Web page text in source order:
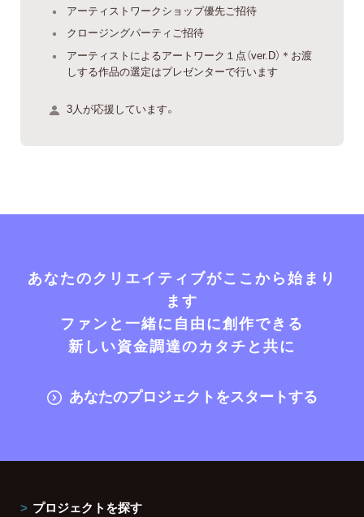
アーティストワークショップ優先ご招待
クロージングパーティご招待
アーティストによるアートワーク１点（ver.D）＊お渡
しする作品の選定はプレゼンターで行います
3人が応援しています。
あなたのクリエイティブがここから始まり
ます
ファンと一緒に自由に創作できる
新しい資金調達のカタチと共に
あなたのプロジェクトをスタートする
プロジェクトを探す